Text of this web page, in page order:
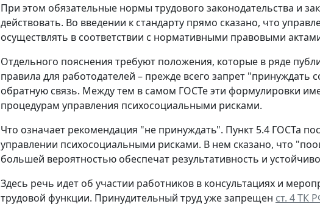
При этом обязательные нормы трудового законодательства и
действовать. Во введении к стандарту прямо сказано, что
осуществлять в соответствии с нормативными правовыми
Отдельного пояснения требуют положения, которые в ряде
правила для работодателей – прежде всего запрет "принуждать
обратную связь. Между тем в самом ГОСТе эти формулировки
процедурам управления психосоциальными рисками.
Что означает рекомендация "не принуждать". Пункт 5.4 ГОСТа
управлении психосоциальными рисками. В нем сказано, что
большей вероятностью обеспечат результативность и
Здесь речь идет об участии работников в консультациях и
трудовой функции. Принудительный труд уже запрещен ст. 4 ТК